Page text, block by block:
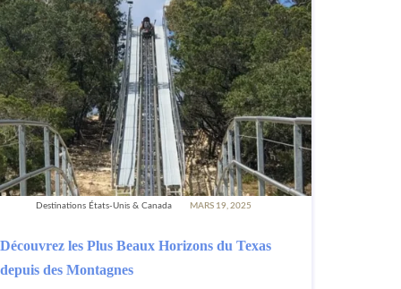
Destinations États-Unis & Canada MARS 19, 2025
Découvrez les Plus Beaux Horizons du Texas
depuis des Montagnes